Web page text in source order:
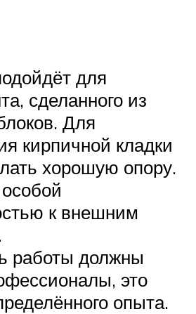
для
сделанного из
Для
кирпичной кладки
хорошую опору.
к внешним
работы должны
это
опыта.